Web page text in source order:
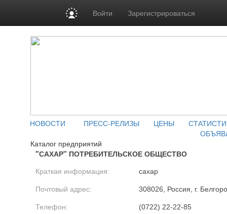
Войти Зарегистрироваться
НОВОСТИ ПРЕСС-РЕЛИЗЫ ЦЕНЫ
Каталог предприятий
"САХАР" ПОТРЕБИТЕЛЬСКОЕ ОБЩЕСТВО
Краткая информация: сахар
Почтовый адрес: 308026, Россия, г.
Телефон: (0722) 22-22-85